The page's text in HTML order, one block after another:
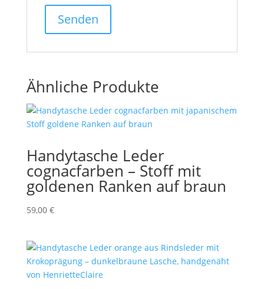
Ähnliche Produkte
Handytasche Leder
cognacfarben – Stoff mit
goldenen Ranken auf braun
59,00 €